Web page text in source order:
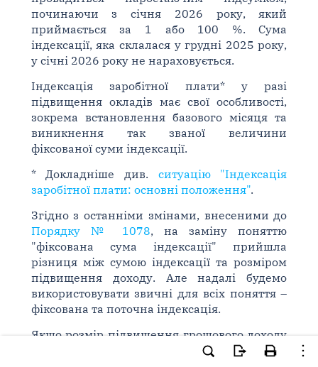
починаючи з січня 2026 року, який
приймається за 1 або 100 %. Сума
індексації, яка склалася у грудні 2025 року,
у січні 2026 року не нараховується.
Індексація заробітної плати* у разі
підвищення окладів має свої особливості,
зокрема встановлення базового місяця та
виникнення так званої величини
фіксованої суми індексації.
* Докладніше див. ситуацію "Індексація
заробітної плати: основні положення".
Згідно з останніми змінами, внесеними до
Порядку № 1078, на заміну поняттю
"фіксована сума індексації" прийшла
різниця між сумою індексації та розміром
підвищення доходу. Але надалі будемо
використовувати звичні для всіх поняття –
фіксована та поточна індексація.
Якщо розмір підвищення грошового доходу
не перевищує суму індексації, що склалась